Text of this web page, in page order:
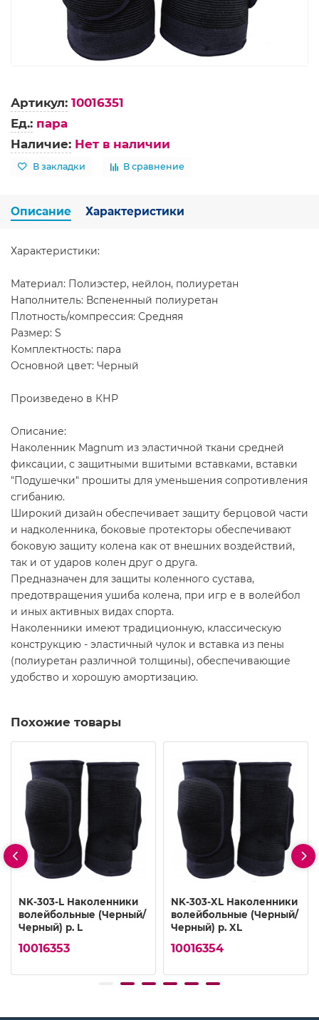
Артикул: 10016351
Ед.: пара
Наличие: Нет в наличии
В закладки В сравнение
Описание Характеристики
Характеристики:
Материал: Полиэстер, нейлон, полиуретан
Наполнитель: Вспененный полиуретан
Плотность/компрессия: Средняя
Размер: S
Комплектность: пара
Основной цвет: Черный
Произведено в КНР
Описание:
Наколенник Magnum из эластичной ткани средней
фиксации, с защитными вшитыми вставками, вставки
"Подушечки" прошиты для уменьшения сопротивления
сгибанию.
Широкий дизайн обеспечивает защиту берцовой части
и надколенника, боковые протекторы обеспечивают
боковую защиту колена как от внешних воздействий,
так и от ударов колен друг о друга.
Предназначен для защиты коленного сустава,
предотвращения ушиба колена, при игр е в волейбол
и иных активных видах спорта.
Наколенники имеют традиционную, классическую
конструкцию - эластичный чулок и вставка из пены
(полиуретан различной толщины), обеспечивающие
удобство и хорошую амортизацию.
Похожие товары
NK-303-L Наколенники
волейбольные (Черный/
Черный) р. L
10016353
NK-303-XL Наколенники
волейбольные (Черный/
Черный) р. XL
10016354